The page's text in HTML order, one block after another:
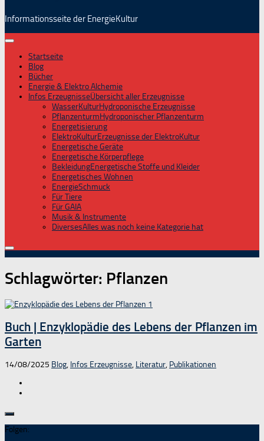
Informationsseite der EnergieKultur
Startseite
Blog
Bücher
Energie & Elektro Alchemie
Infos ErzeugnisseÜbersicht aller Erzeugnisse
WasserKulturHydroponische Erzeugnisse
PflanzenturmHydroponischer Pflanzenturm
Energetisierung
ElektroKulturErzeugnisse der ElektroKultur
Energetische Geräte
Energetische Körperpflege
BekleidungEnergetische Stoffe und Kleider
Energetisches Wohnen
EnergieSchmuck
Für Tiere
Für GAIA
Musik & Instrumente
DiversesAlles was noch keine Kategorie hat
Schlagwörter: Pflanzen
Buch | Enzyklopädie des Lebens der Pflanzen im
Garten
14/08/2025 Blog, Infos Erzeugnisse, Literatur, Publikationen
Folgen: